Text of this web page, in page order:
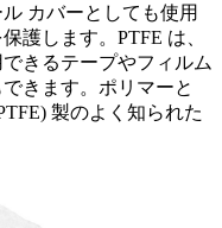
カバーとしても使用
護します。PTFE は、
きるテープやフィルム
きます。ポリマーと
製のよく知られた